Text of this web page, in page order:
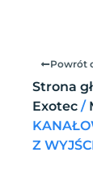
Powrót
Strona
Exotec /
Z